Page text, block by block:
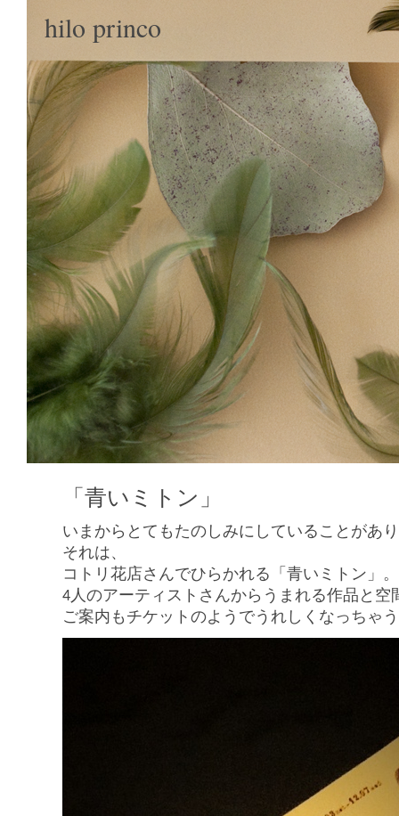
hilo princo
「青いミトン」
いまからとてもたのしみにしていることがあ
それは、
コトリ花店さんでひらかれる「青いミトン」。
4人のアーティストさんからうまれる作品と空
ご案内もチケットのようでうれしくなっちゃ